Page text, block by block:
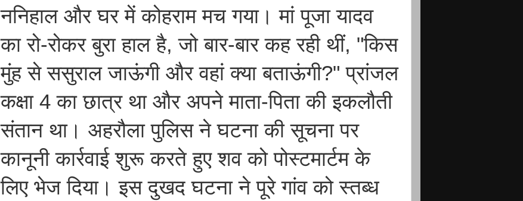
ननिहाल और घर में कोहराम मच गया। मां पूजा यादव
का रो-रोकर बुरा हाल है, जो बार-बार कह रही थीं, "किस
मुंह से ससुराल जाऊंगी और वहां क्या बताऊंगी?" प्रांजल
कक्षा 4 का छात्र था और अपने माता-पिता की इकलौती
संतान था। अहरौला पुलिस ने घटना की सूचना पर
कानूनी कार्रवाई शुरू करते हुए शव को पोस्टमार्टम के
लिए भेज दिया। इस दुखद घटना ने पूरे गांव को स्तब्ध